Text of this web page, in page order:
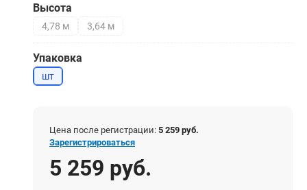
Хомуты стяжки нейлоновые и стальные
Вилки электрические
Фонари
Высота
4,78 м 3,64 м
Упаковка
шт
Цена после регистрации: 5 259 руб.
Зарегистрироваться
5 259 руб.